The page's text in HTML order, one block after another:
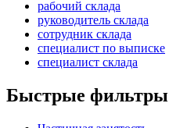
рабочий склада
руководитель склада
сотрудник склада
специалист по выписке
специалист склада
Быстрые фильтры